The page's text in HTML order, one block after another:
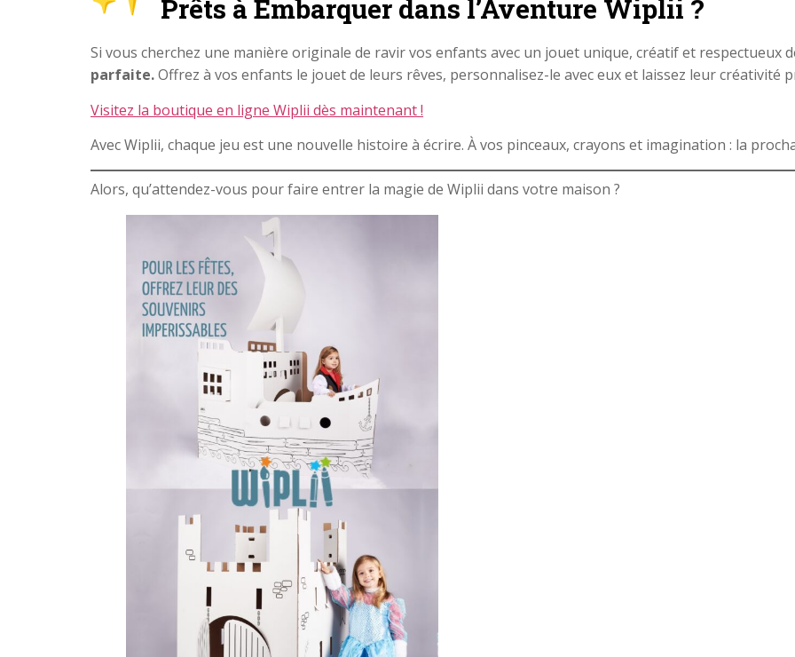
Prêts à Embarquer dans l’Aventure Wiplii ?
Si vous cherchez une manière originale de ravir vos enfants avec un jouet unique, créatif et respectueux
parfaite.Offrez à vos enfants le jouet de leurs rêves, personnalisez-le avec eux et laissez leur créativité
Visitez la boutique en ligne Wiplii dès maintenant !
Avec Wiplii, chaque jeu est une nouvelle histoire à écrire. À vos pinceaux, crayons et imagination : la
Alors, qu’attendez-vous pour faire entrer la magie de Wiplii dans votre maison ?